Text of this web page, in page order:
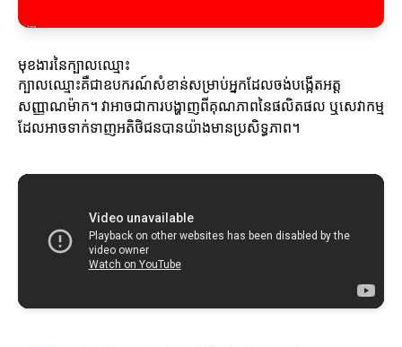
មុខងារនៃក្បាលឈ្មោះ
ក្បាលឈ្មោះគឺជាឧបករណ៍សំខាន់សម្រាប់អ្នកដែលចង់បង្កើតអត្ត
សញ្ញាណម៉ាក។ វាអាចជាការបង្ហាញពីគុណភាពនៃផលិតផល ឬសេវាកម្ម
ដែលអាចទាក់ទាញអតិថិជនបានយ៉ាងមានប្រសិទ្ធភាព។